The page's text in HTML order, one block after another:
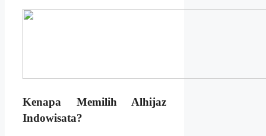
Kenapa Memilih Alhijaz
Indowisata?